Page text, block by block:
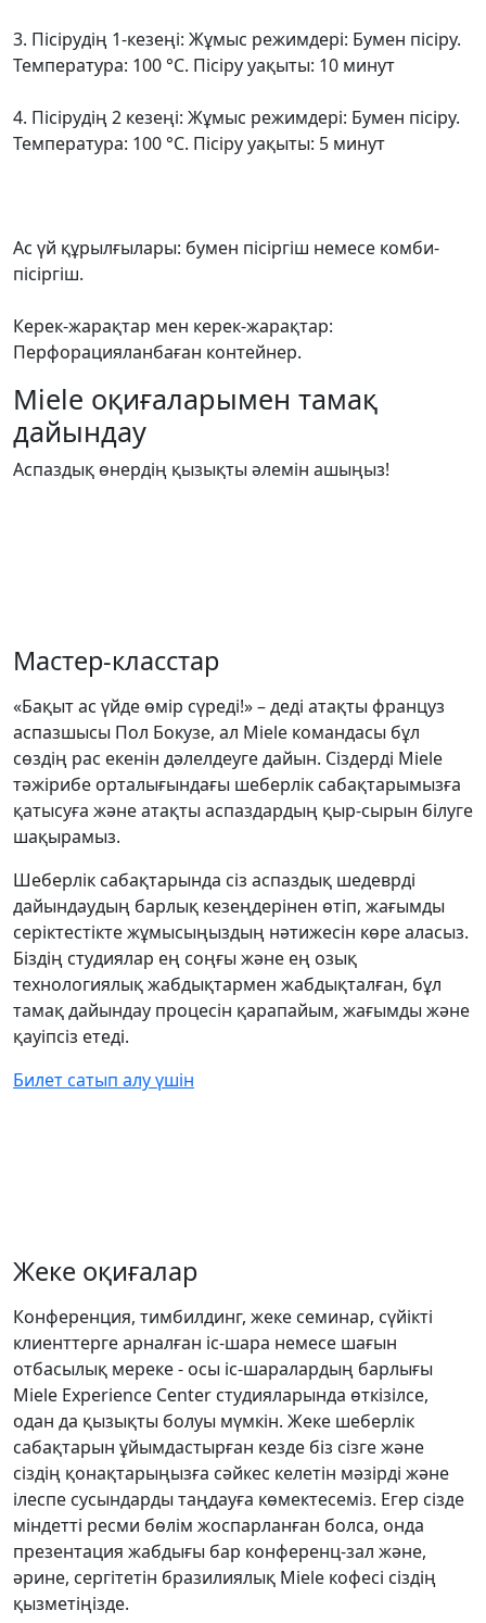
3. Пісірудің 1-кезеңі: Жұмыс режимдері: Бумен пісіру.
Температура: 100 °C. Пісіру уақыты: 10 минут
4. Пісірудің 2 кезеңі: Жұмыс режимдері: Бумен пісіру.
Температура: 100 °C. Пісіру уақыты: 5 минут
Ас үй құрылғылары: бумен пісіргіш немесе комби-
пісіргіш.
Керек-жарақтар мен керек-жарақтар:
Перфорацияланбаған контейнер.
Miele оқиғаларымен тамақ
дайындау
Аспаздық өнердің қызықты әлемін ашыңыз!
Мастер-класстар
«Бақыт ас үйде өмір сүреді!» – деді атақты француз
аспазшысы Пол Бокузе, ал Miele командасы бұл
сөздің рас екенін дәлелдеуге дайын. Сіздерді Miele
тәжірибе орталығындағы шеберлік сабақтарымызға
қатысуға және атақты аспаздардың қыр-сырын білуге
шақырамыз.
Шеберлік сабақтарында сіз аспаздық шедеврді
дайындаудың барлық кезеңдерінен өтіп, жағымды
серіктестікте жұмысыңыздың нәтижесін көре аласыз.
Біздің студиялар ең соңғы және ең озық
технологиялық жабдықтармен жабдықталған, бұл
тамақ дайындау процесін қарапайым, жағымды және
қауіпсіз етеді.
Билет сатып алу үшін
Жеке оқиғалар
Конференция, тимбилдинг, жеке семинар, сүйікті
клиенттерге арналған іс-шара немесе шағын
отбасылық мереке - осы іс-шаралардың барлығы
Miele Experience Center студияларында өткізілсе,
одан да қызықты болуы мүмкін. Жеке шеберлік
сабақтарын ұйымдастырған кезде біз сізге және
сіздің қонақтарыңызға сәйкес келетін мәзірді және
ілеспе сусындарды таңдауға көмектесеміз. Егер сізде
міндетті ресми бөлім жоспарланған болса, онда
презентация жабдығы бар конференц-зал және,
әрине, сергітетін бразилиялық Miele кофесі сіздің
қызметіңізде.